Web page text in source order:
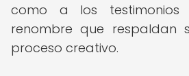
como a los
renombre que respaldan
proceso creativo.